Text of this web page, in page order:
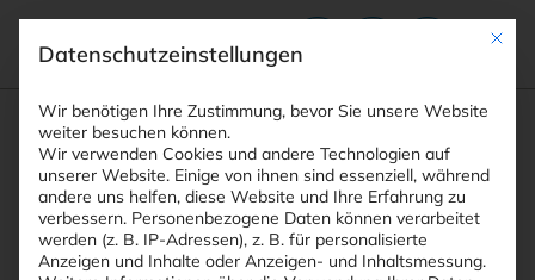
Suchfeld
Suchen
Breadcrumb-Navigation
STARTSEITE DLL-SIDE-LOADING
Mit
Datenschutzeinstellungen
Wir benötigen Ihre Zustimmung, bevor Sie unsere Website
weiter besuchen können.
Wir verwenden Cookies und andere Technologien auf
unserer Website. Einige von ihnen sind essenziell, während
andere uns helfen, diese Website und Ihre Erfahrung zu
verbessern. Personenbezogene Daten können verarbeitet
werden (z. B. IP-Adressen), z. B. für personalisierte
Anzeigen und Inhalte oder Anzeigen- und Inhaltsmessung.